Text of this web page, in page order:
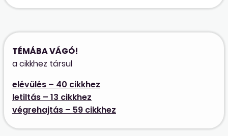
TÉMÁBA VÁGÓ!
a cikkhez társul
elévülés – 40 cikkhez
letiltás – 13 cikkhez
végrehajtás – 59 cikkhez